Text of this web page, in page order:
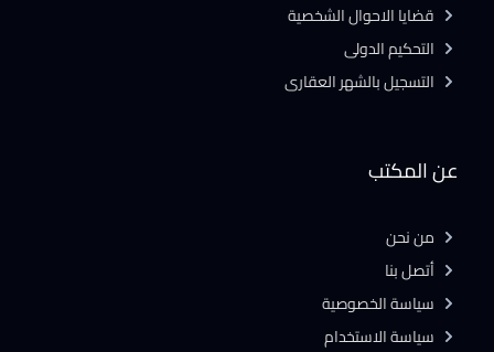
عن المكتب
من نحن
أتصل بنا
سياسة الخصوصية
سياسة الاستخدام
قضايا الاحوال الشخصية
التحكيم الدولى
التسجيل بالشهر العقارى